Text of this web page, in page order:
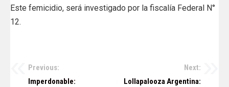
Este femicidio, será investigado por la fiscalía Federal N°
12.
Navegación
Previous:
Imperdonable:
Next:
Lollapalooza Argentina: